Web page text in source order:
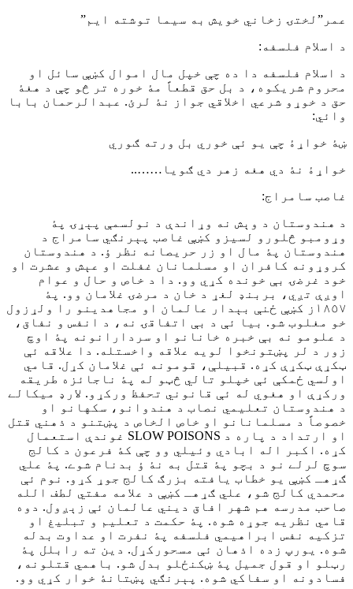
عمر”لختۍ زخاني خويش به سيما توشته ايم”
د اسلام فلسفه:
د اسلام فلسفه دا ده چې خپل مال اموال کښې سائل او
محروم شريکوه، د بل حق قطعاً مۀ خوره تر څو چې د هغۀ
حق د خوړو شرعي اخلاقي جواز نۀ لرئ. عبدالرحمان بابا
وائي:
ښۀ خواړۀ چې يو ئې خوري بل ورته ګوري
خواړۀ نۀ دي هغه زهر دي ګويا……..
غاصب سامراج:
د هندوستان د وېش نه وړاندې د نولسمې پېړۍ پۀ
وړومبو څلورو لسيزو کښې غاصب پېرنګي سامراج د
هندوستان پۀ مال او زر حريصانه نظر ؤ. د هندوستان
کروړونه کافران او مسلمانان غفلت او عېش و عشرت او
خود غرضۍ بې خونده کړي وو. دا د خاص و حال و عوام
اوږې تږي، بربنډ لغړ د خان د مرضۍ غلامان وو. پۀ
١٨٥٧ز کښې ځنې بېدار عالمان او مجاهدينو را ولړزول
خو مغلوب شو. بيا ئې د بې اتفاقۍ نه، د انفس و نفاق،
د علومو نه بې خبره خانانو او سردارانونه پۀ اوچ
زور د لر پښتونخوا لويه علاقه واخستله. دا علاقه ئې
ټکړې ټکړې کړه. قبيلې، قومونه ئې غلامان کړل. قامي
اولسي ځمکې ئې خپلو تالي څټو له پۀ ناجائزه طريقه
ورکړې او هغوي له ئې قانوني تحفظ ورکړو. لارډ ميکالے
د هندوستان تعليمي نصاب د هندوانو، سکهانو او
خصوصاً د مسلمانانو او خاص الخاص د پښتنو د ذهني قتل
او ارتداد د پاره د SLOW POISONS غوندې استعمال
کړه. اکبر اله ابادي وئيلي وو چې کۀ فرعون د کالج
سوچ لرلے نو د بچو پۀ قتل به نۀ ؤ بدنام شوے. پۀ علي
ګړهـ کښې يو خطاب يافته بزرګ کالج جوړ کړو. نوم ئې
محمدي کالج شو، علي ګړهـ کښې د علامه مفتي لطف الله
صاحب مدرسه هم شهر افاق ديني عالمان ئې زېږول. دوه
قامي نظريه جوړه شوه. پۀ حکمت د تعليم و تبليغ او
تزکيه نفس ابراهيمي فلسفه پۀ نفرت او عداوت بدله
شوه. يورپ زده اذهان ئې مسحورکړل. دين ته رابلل پۀ
رټلو او قول جميل پۀ ښکنځلو بدل شو. باهمي قتلونه،
فسادونه او سفاکي شوه. پېرنګي پښتانۀ خوار کړي وو.